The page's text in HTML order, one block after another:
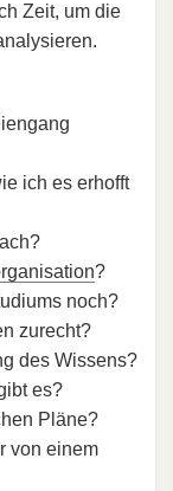
Zeit, um die
ich es erhofft
?
noch?
zurecht?
des Wissens?
es?
Pläne?
von einem